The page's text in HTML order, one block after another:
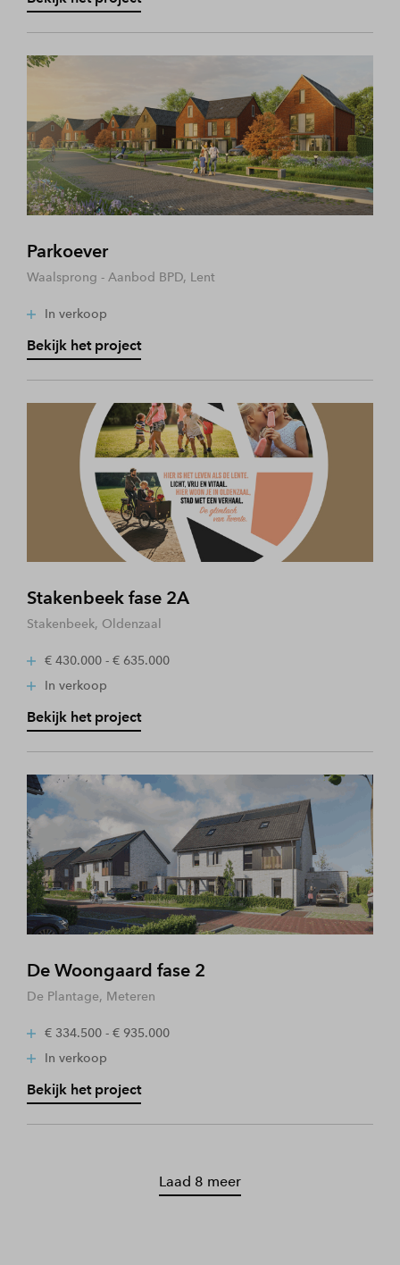
Parkoever
Waalsprong - Aanbod BPD, Lent
In verkoop
Bekijk het project
Stakenbeek fase 2A
Stakenbeek, Oldenzaal
€ 430.000 - € 635.000
In verkoop
Bekijk het project
De Woongaard fase 2
De Plantage, Meteren
€ 334.500 - € 935.000
In verkoop
Bekijk het project
Laad 8 meer